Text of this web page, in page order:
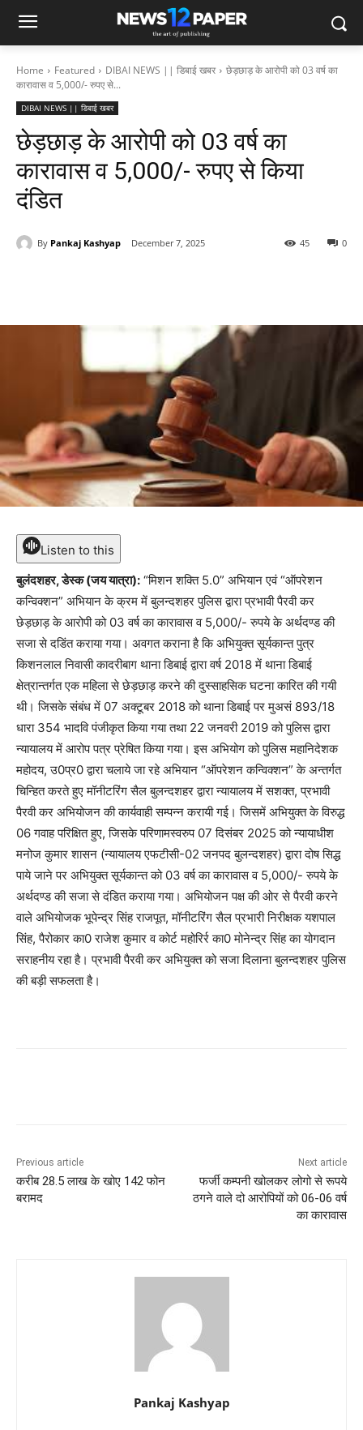
Home Featured DIBAI NEWS || डिबाई खबर
छेड़छाड़ के आरोपी को 03 वर्ष का
कारावास व 5,000/- रुपए से...
DIBAI NEWS || डिबाई खबर
छेड़छाड़ के आरोपी को 03 वर्ष का
कारावास व 5,000/- रुपए से किया
दंडित
By Pankaj Kashyap December 7, 2025 0
45
Listen to this
बुलंदशहर, डेस्क (जय यात्रा): “मिशन शक्ति 5.0” अभियान एवं “ऑपरेशन
कन्विक्शन” अभियान के क्रम में बुलन्दशहर पुलिस द्वारा प्रभावी पैरवी कर
छेड़छाड़ के आरोपी को 03 वर्ष का कारावास व 5,000/- रुपये के अर्थदण्ड की
सजा से दडिंत कराया गया। अवगत कराना है कि अभियुक्त सूर्यकान्त पुत्र
किशनलाल निवासी कादरीबाग थाना डिबाई द्वारा वर्ष 2018 में थाना डिबाई
क्षेत्रान्तर्गत एक महिला से छेड़छाड़ करने की दुस्साहसिक घटना कारित की गयी
थी। जिसके संबंध में 07 अक्टूबर 2018 को थाना डिबाई पर मुअसं 893/18
धारा 354 भादवि पंजीकृत किया गया तथा 22 जनवरी 2019 को पुलिस द्वारा
न्यायालय में आरोप पत्र प्रेषित किया गया। इस अभियोग को पुलिस महानिदेशक
महोदय, उ0प्र0 द्वारा चलाये जा रहे अभियान “ऑपरेशन कन्विक्शन” के अन्तर्गत
चिन्हित करते हुए मॉनीटरिंग सैल बुलन्दशहर द्वारा न्यायालय में सशक्त, प्रभावी
पैरवी कर अभियोजन की कार्यवाही सम्पन्न करायी गई। जिसमें अभियुक्त के विरुद्ध
06 गवाह परिक्षित हुए, जिसके परिणामस्वरुप 07 दिसंबर 2025 को न्यायाधीश
मनोज कुमार शासन (न्यायालय एफटीसी-02 जनपद बुलन्दशहर) द्वारा दोष सिद्ध
पाये जाने पर अभियुक्त सूर्यकान्त को 03 वर्ष का कारावास व 5,000/- रुपये के
अर्थदण्ड की सजा से दंडित कराया गया। अभियोजन पक्ष की ओर से पैरवी करने
वाले अभियोजक भूपेन्द्र सिंह राजपूत, मॉनीटरिंग सैल प्रभारी निरीक्षक यशपाल
सिंह, पैरोकार का0 राजेश कुमार व कोर्ट महोरिर्र का0 मोनेन्द्र सिंह का योगदान
सराहनीय रहा है। प्रभावी पैरवी कर अभियुक्त को सजा दिलाना बुलन्दशहर पुलिस
की बड़ी सफलता है।
Previous article
करीब 28.5 लाख के खोए 142 फोन
बरामद
Next article
फर्जी कम्पनी खोलकर लोगो से रूपये
ठगने वाले दो आरोपियों को 06-06 वर्ष
का कारावास
Pankaj Kashyap